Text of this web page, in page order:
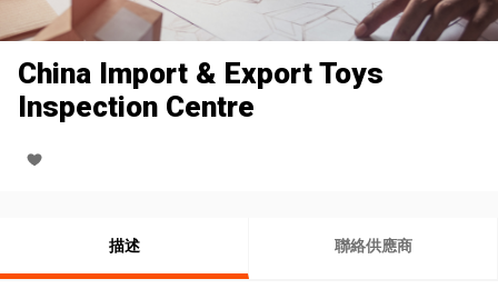
China Import & Export Toys
Inspection Centre
描述 聯絡供應商